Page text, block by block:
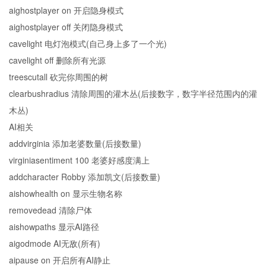
aighostplayer on 开启隐身模式
aighostplayer off 关闭隐身模式
cavelight 电灯泡模式(自己身上多了一个光)
cavelight off 删除所有光源
treescutall 砍完你周围的树
clearbushradius 清除周围的灌木丛(后接数字，数字半径范围内的灌
木丛)
AI相关
addvirginia 添加老婆数量(后接数量)
virginiasentiment 100 老婆好感度满上
addcharacter Robby 添加凯文(后接数量)
aishowhealth on 显示生物名称
removedead 清除尸体
aishowpaths 显示AI路径
aigodmode AI无敌(所有)
aipause on 开启所有AI静止